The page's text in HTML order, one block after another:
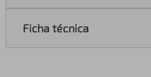
Ficha técnica